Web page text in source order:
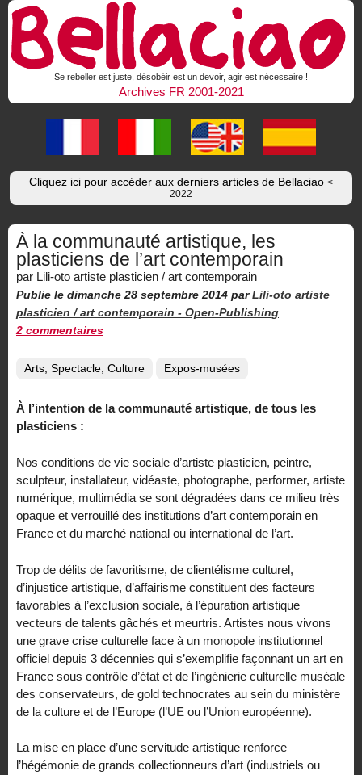
Se rebeller est juste, désobéir est un devoir, agir est nécessaire !
Archives FR 2001-2021
Cliquez ici pour accéder aux derniers articles de Bellaciao <
2022
À la communauté artistique, les
plasticiens de l’art contemporain
par Lili-oto artiste plasticien / art contemporain
Publie le dimanche 28 septembre 2014 par Lili-oto artiste
plasticien / art contemporain - Open-Publishing
2 commentaires
Arts, Spectacle, Culture Expos-musées
À l’intention de la communauté artistique, de tous les
plasticiens :
Nos conditions de vie sociale d’artiste plasticien, peintre,
sculpteur, installateur, vidéaste, photographe, performer, artiste
numérique, multimédia se sont dégradées dans ce milieu très
opaque et verrouillé des institutions d’art contemporain en
France et du marché national ou international de l’art.
Trop de délits de favoritisme, de clientélisme culturel,
d’injustice artistique, d’affairisme constituent des facteurs
favorables à l’exclusion sociale, à l’épuration artistique
vecteurs de talents gâchés et meurtris. Artistes nous vivons
une grave crise culturelle face à un monopole institutionnel
officiel depuis 3 décennies qui s’exemplifie façonnant un art en
France sous contrôle d’état et de l’ingénierie culturelle muséale
des conservateurs, de gold technocrates au sein du ministère
de la culture et de l’Europe (l’UE ou l’Union européenne).
La mise en place d’une servitude artistique renforce
l’hégémonie de grands collectionneurs d’art (industriels ou